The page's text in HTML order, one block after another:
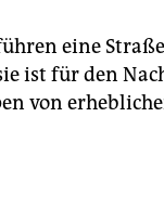
eine
ist für den
von